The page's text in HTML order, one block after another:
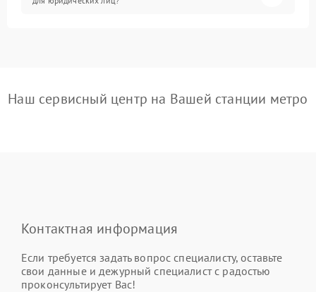
Наш сервисный центр на Вашей станции метро
Контактная информация
Если требуется задать вопрос специалисту, оставьте
свои данные и дежурный специалист с радостью
проконсультирует Вас!